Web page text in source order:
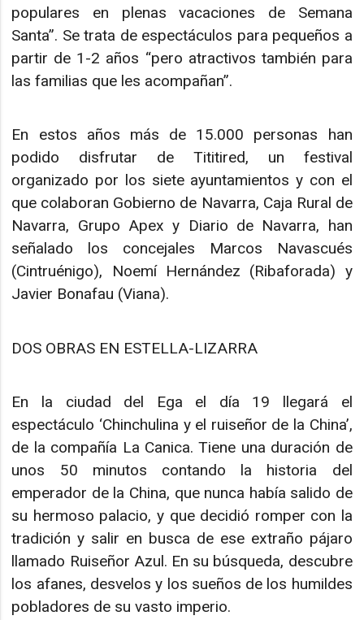
populares en plenas vacaciones de Semana
Santa”. Se trata de espectáculos para pequeños a
partir de 1-2 años “pero atractivos también para
las familias que les acompañan”.
En estos años más de 15.000 personas han
podido disfrutar de Tititired, un festival
organizado por los siete ayuntamientos y con el
que colaboran Gobierno de Navarra, Caja Rural de
Navarra, Grupo Apex y Diario de Navarra, han
señalado los concejales Marcos Navascués
(Cintruénigo), Noemí Hernández (Ribaforada) y
Javier Bonafau (Viana).
DOS OBRAS EN ESTELLA-LIZARRA
En la ciudad del Ega el día 19 llegará el
espectáculo ‘Chinchulina y el ruiseñor de la China’,
de la compañía La Canica. Tiene una duración de
unos 50 minutos contando la historia del
emperador de la China, que nunca había salido de
su hermoso palacio, y que decidió romper con la
tradición y salir en busca de ese extraño pájaro
llamado Ruiseñor Azul. En su búsqueda, descubre
los afanes, desvelos y los sueños de los humildes
pobladores de su vasto imperio.